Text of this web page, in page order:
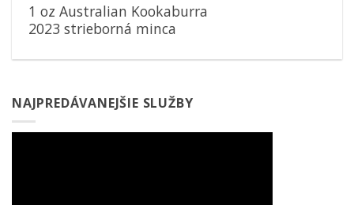
1 oz Australian Kookaburra
2023 strieborná minca
NAJPREDÁVANEJŠIE SLUŽBY